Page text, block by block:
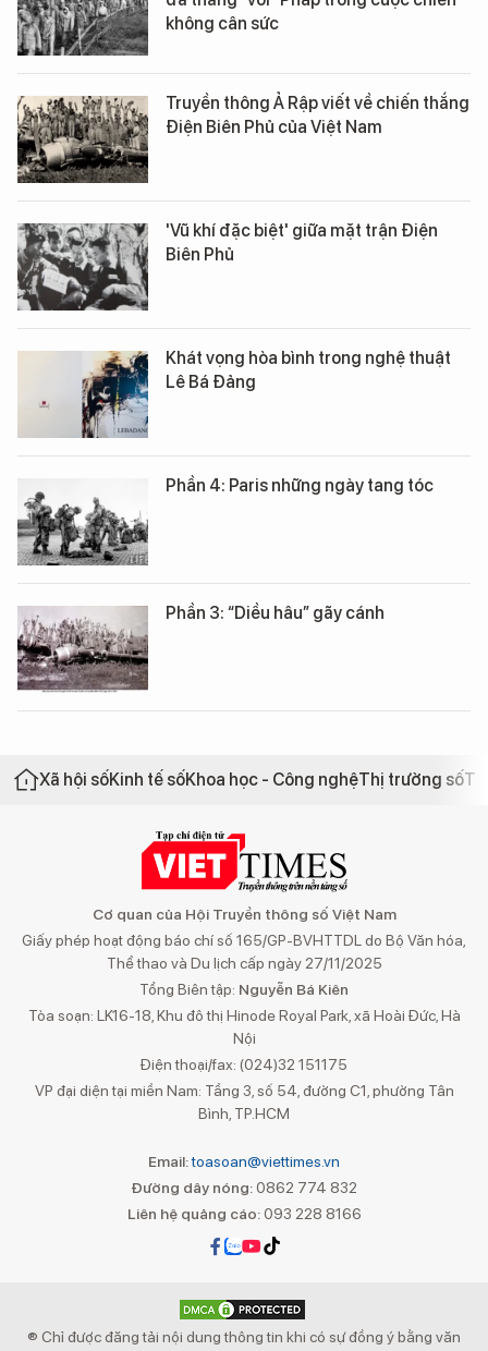
không cân sức
Truyền thông Ả Rập viết về chiến thắng
Điện Biên Phủ của Việt Nam
'Vũ khí đặc biệt' giữa mặt trận Điện
Biên Phủ
Khát vọng hòa bình trong nghệ thuật
Lê Bá Đảng
Phần 4: Paris những ngày tang tóc
Phần 3: “Diều hâu” gãy cánh
Xã hội sốKinh tế sốKhoa học - Công nghệThị trường số
Cơ quan của Hội Truyền thông số Việt Nam
Giấy phép hoạt động báo chí số 165/GP-BVHTTDL do Bộ Văn hóa,
Thể thao và Du lịch cấp ngày 27/11/2025
Tổng Biên tập: Nguyễn Bá Kiên
Tòa soạn: LK16-18, Khu đô thị Hinode Royal Park, xã Hoài Đức, Hà
Nội
Điện thoại/fax: (024)32 151175
VP đại diện tại miền Nam: Tầng 3, số 54, đường C1, phường Tân
Bình, TP.HCM
Email:toasoan@viettimes.vn
Đường dây nóng: 0862 774 832
Liên hệ quảng cáo:093 228 8166
® Chỉ được đăng tải nội dung thông tin khi có sự đồng ý bằng văn